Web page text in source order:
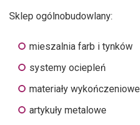
Sklep ogólnobudowlany:
mieszalnia farb i tynków
systemy ociepleń
materiały wykończeniowe
artykuły metalowe